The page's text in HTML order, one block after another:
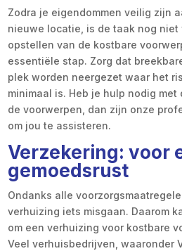
Zodra je eigendommen veilig zijn
nieuwe locatie, is de taak nog niet
opstellen van de kostbare
essentiële stap. Zorg dat
plek worden neergezet waar het
minimaal is. Heb je hulp nodig
de voorwerpen, dan zijn onze
om jou te assisteren.
Verzekering: voor
gemoedsrust
Ondanks alle
verhuizing iets misgaan. Daarom
om een verhuizing voor kostbare
Veel verhuisbedrijven, waaronder